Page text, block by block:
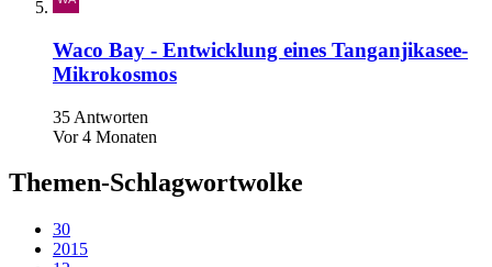
Waco Bay - Entwicklung eines Tanganjikasee-
Mikrokosmos
35 Antworten
Vor 4 Monaten
Themen-Schlagwortwolke
30
2015